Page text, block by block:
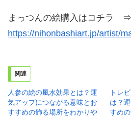
まっつんの絵購入はコチラ
https://nihonbashiart.jp/artist/
関連
人参の絵の風水効果とは？運
気アップにつながる意味とお
すすめの飾る場所をわかりや
トレ
は？
すめ